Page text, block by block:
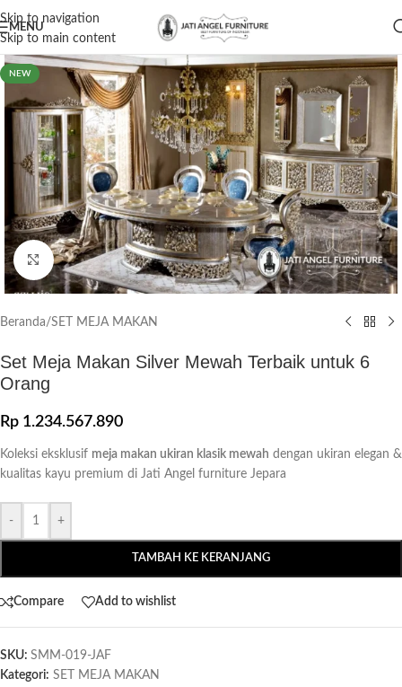
Skip to navigation
Skip to main content
MENU
NEW
Click to enlarge
Beranda/SET MEJA MAKAN
Set Meja Makan Silver Mewah Terbaik untuk 6
Orang
Rp 1.234.567.890
Koleksi eksklusif meja makan ukiran klasik mewah dengan ukiran elegan &
kualitas kayu premium di Jati Angel furniture Jepara
- +
TAMBAH KE KERANJANG
Compare Add to wishlist
SKU: SMM-019-JAF
Kategori: SET MEJA MAKAN